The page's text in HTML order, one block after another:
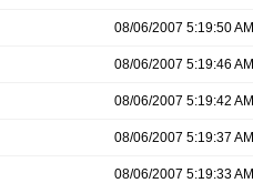
08/06/2007 5:19:50 AM
08/06/2007 5:19:46 AM
08/06/2007 5:19:42 AM
08/06/2007 5:19:37 AM
08/06/2007 5:19:33 AM